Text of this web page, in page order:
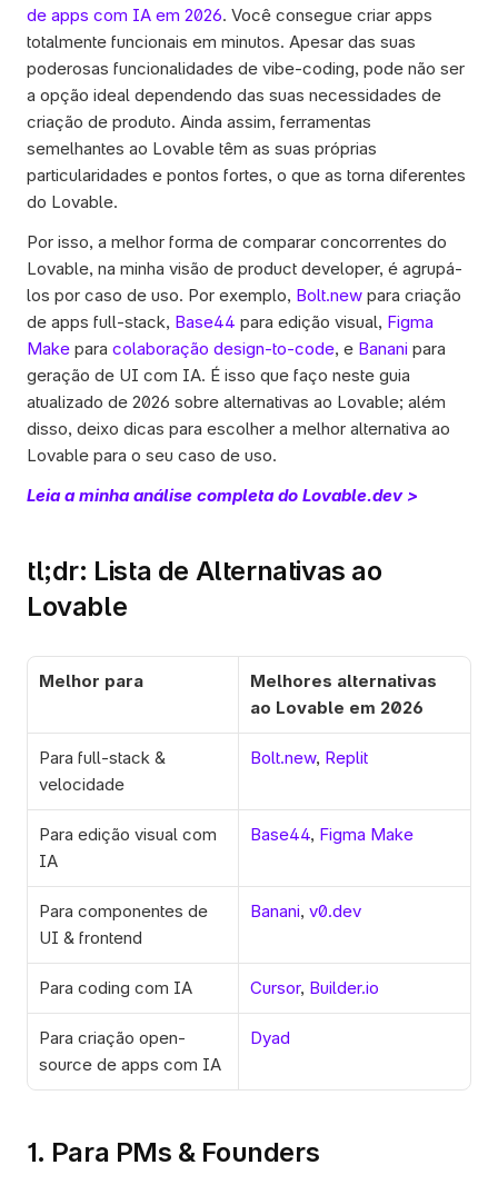
de apps com IA em 2026. Você consegue criar apps
totalmente funcionais em minutos. Apesar das suas
poderosas funcionalidades de vibe-coding, pode não ser
a opção ideal dependendo das suas necessidades de
criação de produto. Ainda assim, ferramentas
semelhantes ao Lovable têm as suas próprias
particularidades e pontos fortes, o que as torna diferentes
do Lovable.
Por isso, a melhor forma de comparar concorrentes do
Lovable, na minha visão de product developer, é agrupá-
los por caso de uso. Por exemplo, Bolt.new para criação
de apps full-stack, Base44 para edição visual, Figma
Make para colaboração design-to-code, e Banani para
geração de UI com IA. É isso que faço neste guia
atualizado de 2026 sobre alternativas ao Lovable; além
disso, deixo dicas para escolher a melhor alternativa ao
Lovable para o seu caso de uso.
Leia a minha análise completa do Lovable.dev >
tl;dr: Lista de Alternativas ao
Lovable
Melhor para
Melhores alternativas
ao Lovable em 2026
Para full-stack &
velocidade
Bolt.new, Replit
Para edição visual com
IA
Base44, Figma Make
Para componentes de
UI & frontend
Banani, v0.dev
Para coding com IA Cursor, Builder.io
Para criação open-
source de apps com IA
Dyad
1. Para PMs & Founders